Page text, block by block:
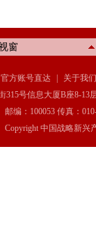
窗
官方账号直达
关于我们
号信息大厦B座8-13
邮编：100053 传真：
Copyright 中国战略新兴